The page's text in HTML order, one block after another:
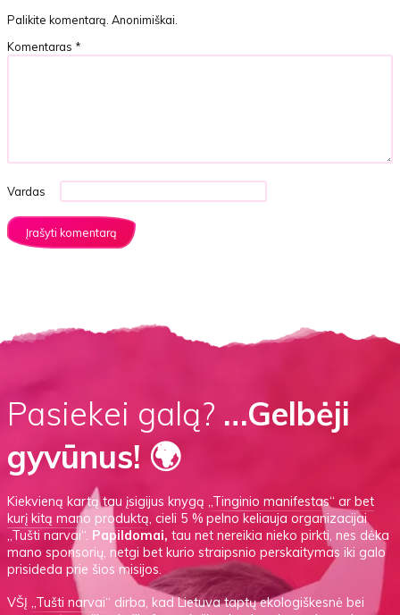
Palikite komentarą. Anonimiškai.
Komentaras *
Vardas
Pasiekei galą? …Gelbėji
gyvūnus! 🌍
Kiekvieną kartą tau įsigijus knygą„Tinginio manifestas“ ar bet
kurį kitą mano produktą, cieli 5 % pelno keliauja organizacijai
„Tušti narvai“. Papildomai, tau net nereikia nieko pirkti, nes dėka
mano sponsorių, netgi bet kurio straipsnio perskaitymas iki galo
prisideda prie šios misijos.
VŠĮ„Tušti narvai“ dirba, kad Lietuva taptų ekologiškesnė bei